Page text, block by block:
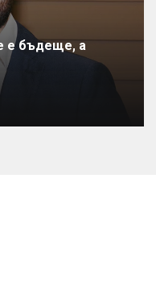
е бъдеще, а